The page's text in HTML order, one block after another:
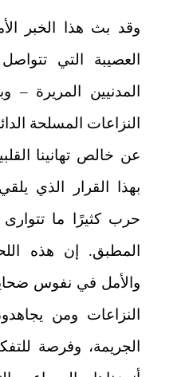
وقد بث هذا الخبر
العصيبة التي
المدنيين المريرة
النزاعات المسلحة
عن خالص تهانينا
بهذا القرار الذي
حرب كثيرًا ما
المطبق. إن هذه
والأمل في نفوس
النزاعات ومن
الجريمة، وفرصة